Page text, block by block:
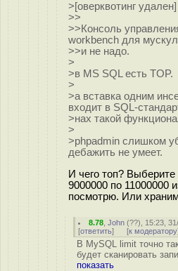
>[оверквотинг удален]
>>
>>Консоль
workbench для
>>и не надо.
>
>в MS SQL есть TOP.
>
>а вставка одним
входит в SQL-
>нах такой
>
>phpadmin слишком
дебажить не умеет.
И чего топ?
9000000 по 11000000
посмотрю. Или
8.78 ,John (??), 15:23,
[ответить] [к модератору
В MySQL limit точно
будет сканировать
показать